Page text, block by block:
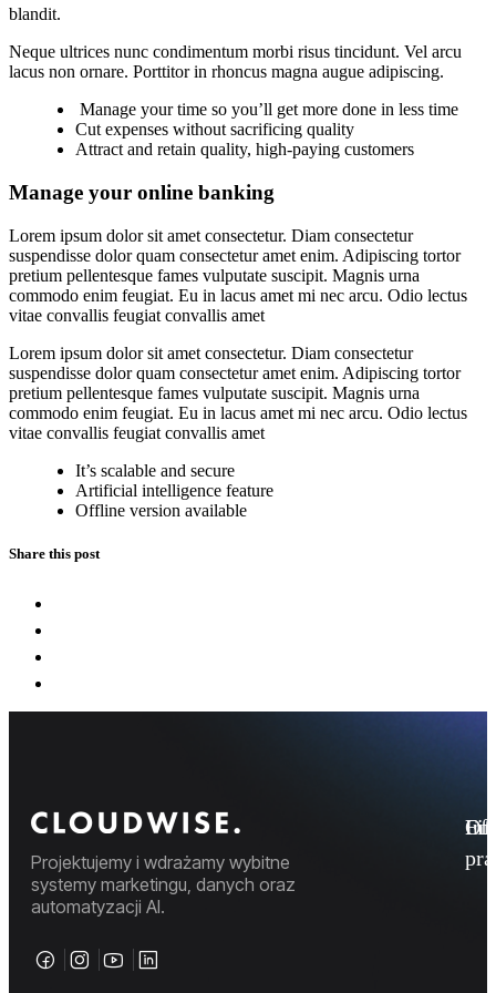
blandit.
Neque ultrices nunc condimentum morbi risus tincidunt. Vel arcu
lacus non ornare. Porttitor in rhoncus magna augue adipiscing.
Manage your time so you’ll get more done in less time
Cut expenses without sacrificing quality
Attract and retain quality, high-paying customers
Manage your online banking
Lorem ipsum dolor sit amet consectetur. Diam consectetur
suspendisse dolor quam consectetur amet enim. Adipiscing tortor
pretium pellentesque fames vulputate suscipit. Magnis urna
commodo enim feugiat. Eu in lacus amet mi nec arcu. Odio lectus
vitae convallis feugiat convallis amet
Lorem ipsum dolor sit amet consectetur. Diam consectetur
suspendisse dolor quam consectetur amet enim. Adipiscing tortor
pretium pellentesque fames vulputate suscipit. Magnis urna
commodo enim feugiat. Eu in lacus amet mi nec arcu. Odio lectus
vitae convallis feugiat convallis amet
It’s scalable and secure
Artificial intelligence feature
Offline version available
Share this post
Projektujemy i wdrażamy wybitne
systemy marketingu, danych oraz
automatyzacji AI.